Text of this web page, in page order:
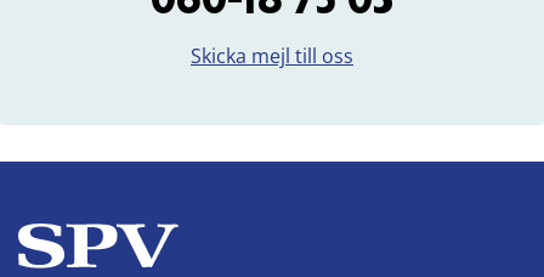
Skicka mejl till oss